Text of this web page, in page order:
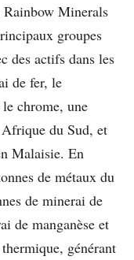
Minerals
groupes
des actifs dans les
de fer, le
chrome, une
du Sud, et
Malaisie. En
de métaux du
de minerai de
de manganèse et
générant